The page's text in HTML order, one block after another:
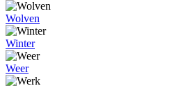
Wolven
Winter
Weer